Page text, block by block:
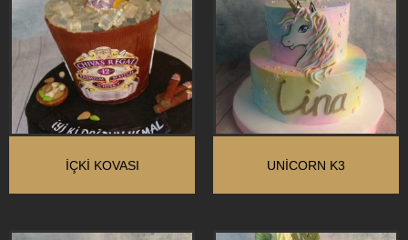
İÇKİ KOVASI UNİCORN K3